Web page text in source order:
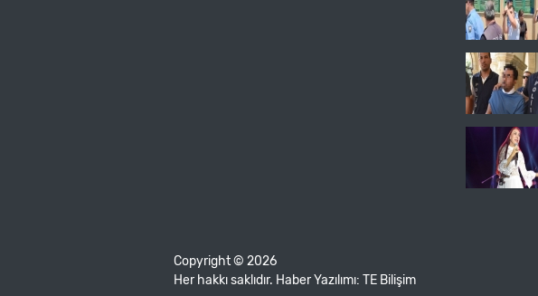
Copyright © 2026
Her hakkı saklıdır. Haber Yazılımı: TE Bilişim